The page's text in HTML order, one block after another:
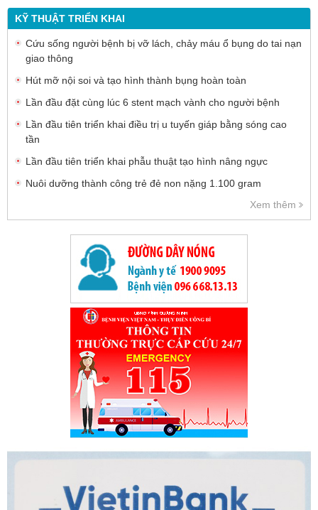
KỸ THUẬT TRIỂN KHAI
Cứu sống người bệnh bị vỡ lách, chảy máu ổ bụng do tai nạn
giao thông
Hút mỡ nội soi và tạo hình thành bụng hoàn toàn
Lần đầu đặt cùng lúc 6 stent mạch vành cho người bệnh
Lần đầu tiên triển khai điều trị u tuyến giáp bằng sóng cao
tần
Lần đầu tiên triển khai phẫu thuật tạo hình nâng ngực
Nuôi dưỡng thành công trẻ đẻ non nặng 1.100 gram
Xem thêm